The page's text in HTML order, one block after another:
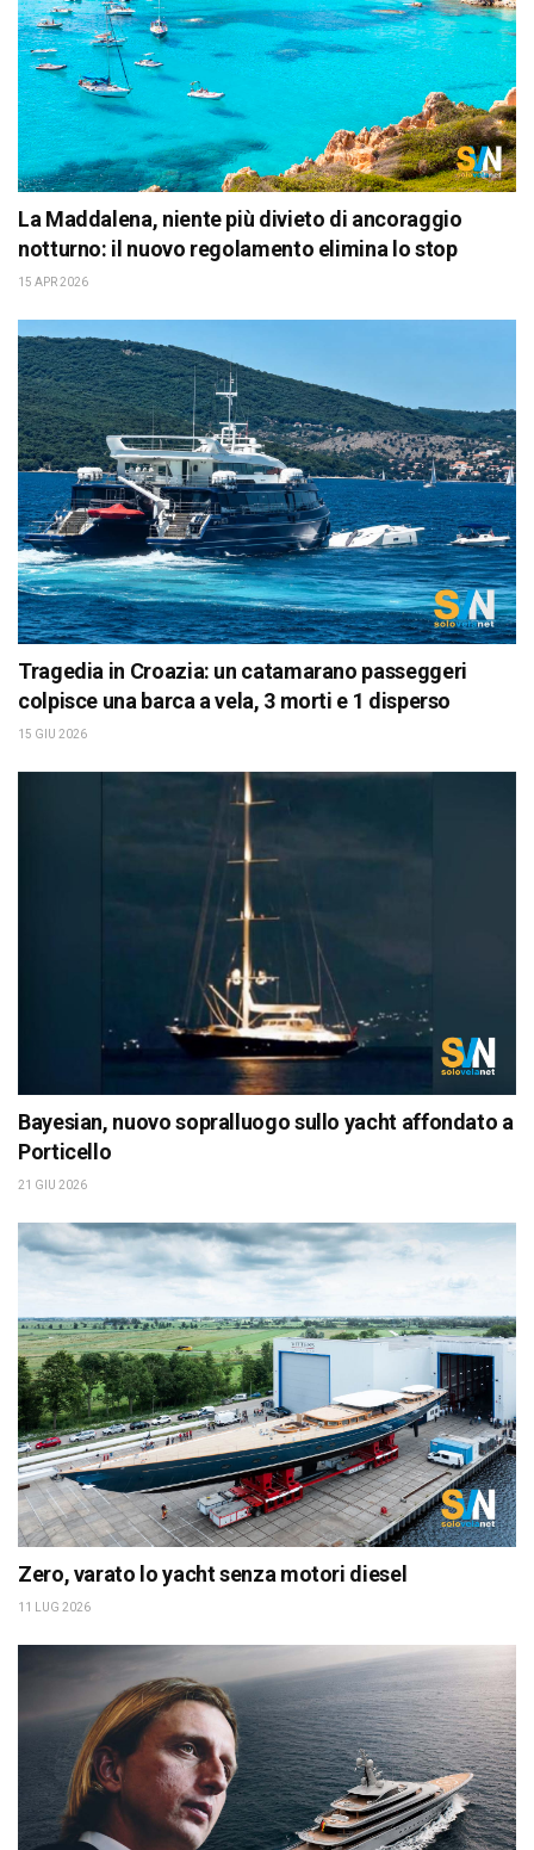
La Maddalena, niente più divieto di ancoraggio
notturno: il nuovo regolamento elimina lo stop
15 APR 2026
Tragedia in Croazia: un catamarano passeggeri
colpisce una barca a vela, 3 morti e 1 disperso
15 GIU 2026
Bayesian, nuovo sopralluogo sullo yacht affondato a
Porticello
21 GIU 2026
Zero, varato lo yacht senza motori diesel
11 LUG 2026